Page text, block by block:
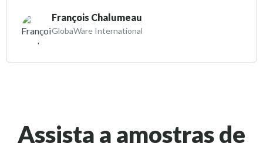
François Chalumeau
GlobaWare International
Assista a amostras de